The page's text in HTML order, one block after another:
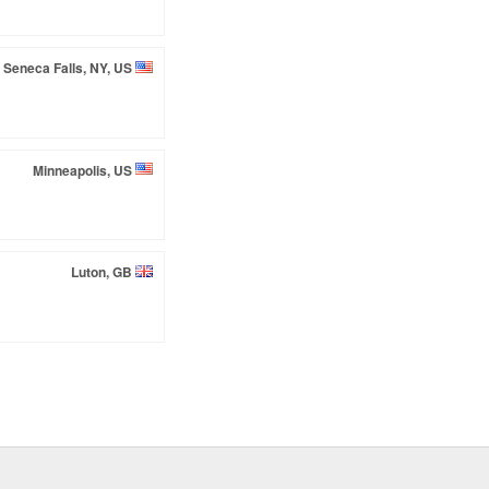
Seneca Falls, NY, US
Minneapolis, US
Luton, GB